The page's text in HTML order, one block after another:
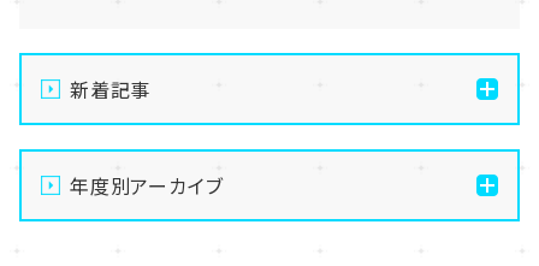
新着記事
【福岡】福岡３年生スクーリング初日🌞
【福岡】夏季休暇のお知らせ🌻
年度別アーカイブ